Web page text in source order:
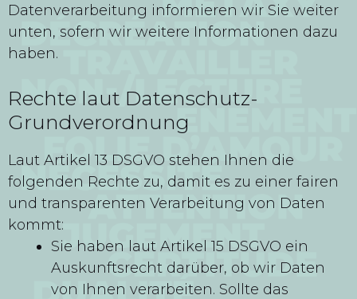
Datenverarbeitung informieren wir Sie weiter
unten, sofern wir weitere Informationen dazu
haben.
Rechte laut Datenschutz-
Grundverordnung
Laut Artikel 13 DSGVO stehen Ihnen die
folgenden Rechte zu, damit es zu einer fairen
und transparenten Verarbeitung von Daten
kommt:
Sie haben laut Artikel 15 DSGVO ein
Auskunftsrecht darüber, ob wir Daten
von Ihnen verarbeiten. Sollte das